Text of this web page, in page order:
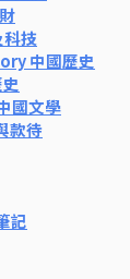
科技
中國歷史
國文學
款待
記